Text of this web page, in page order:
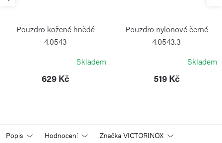
Pouzdro kožené hnědé
4.0543
Skladem
629 Kč
Pouzdro nylonové černé
4.0543.3
Skladem
519 Kč
Popis Hodnocení Značka VICTORINOX